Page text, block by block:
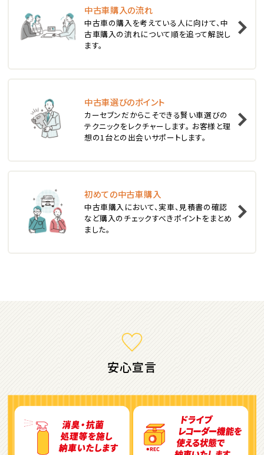
1位
2位
スバル
レガシィツーリングワゴン
3位
トヨタ
カローラフィールダー
2
アルファード
中古車購入の流れ
中古車の購入を考えている人に向けて、中
古車購入の流れについて順を追って解説し
ます。
中古車選びのポイント
カーセブンだからこそできる賢い車選びの
テクニックをレクチャーします。 お客様と理
想の1台との出会いサポートします。
初めての中古車購入
中古車購入において、実車、見積書の確認
など購入のチェックすべきポイントをまとめ
ました。
安心宣言